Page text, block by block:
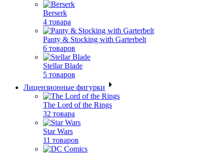
Berserk
4 товара
Panty & Stocking with Garterbelt
6 товаров
Stellar Blade
5 товаров
Лицензионные фигурки
The Lord of the Rings
32 товара
Star Wars
11 товаров